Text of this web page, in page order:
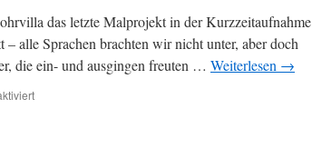
das letzte Malprojekt in der Kurzzeitaufnahme
alle Sprachen brachten wir nicht unter, aber doch
die ein- und ausgingen freuten … Weiterlesen →